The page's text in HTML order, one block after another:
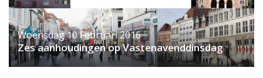
Woensdag 10 Februari 2016
Zes aanhoudingen op Vastenavenddinsdag